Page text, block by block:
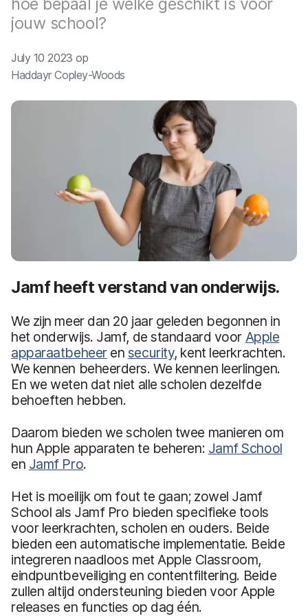
jouw school?
July 10 2023 op
Haddayr Copley-Woods
Jamf heeft verstand van onderwijs.
We zijn meer dan 20 jaar geleden begonnen in
het onderwijs. Jamf, de standaard voor Apple
apparaatbeheeren security, kent leerkrachten.
We kennen beheerders. We kennen leerlingen.
En we weten dat niet alle scholen dezelfde
behoeften hebben.
Daarom bieden we scholen twee manieren om
hun Apple apparaten te beheren: Jamf School
en Jamf Pro.
Het is moeilijk om fout te gaan; zowel Jamf
School als Jamf Pro bieden specifieke tools
voor leerkrachten, scholen en ouders. Beide
bieden een automatische implementatie. Beide
integreren naadloos met Apple Classroom,
eindpuntbeveiliging en contentfiltering. Beide
zullen altijd ondersteuning bieden voor Apple
releases en functies op dag één.